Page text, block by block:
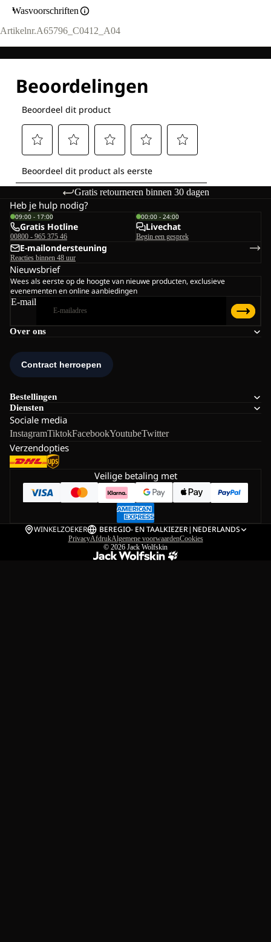
Wasvoorschriften
Artikelnr.A65796_C0412_A04
Gratis retourneren binnen 30 dagen
Over ons
Bestellingen
Diensten
Sociale media
InstagramTiktokFacebookYoutubeTwitter
Verzendopties
Heb je hulp nodig?
09:00 - 17:00
Gratis Hotline
00800 - 965 375 46
00:00 - 24:00
Livechat
Begin een gesprek
E-mailondersteuning
Reacties binnen 48 uur
Nieuwsbrief
Wees als eerste op de hoogte van nieuwe producten, exclusieve
evenementen en online aanbiedingen
E-mail
Veilige betaling met
WINKELZOEKER BEREGIO- EN TAALKIEZER| NEDERLANDS
PrivacyAfdrukAlgemene voorwaardenCookies
© 2026 Jack Wolfskin